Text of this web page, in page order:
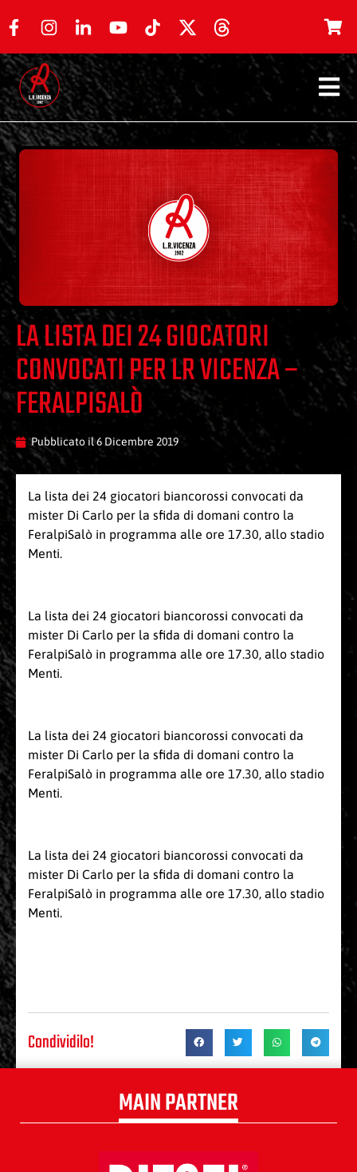
LA LISTA DEI 24 GIOCATORI
CONVOCATI PER LR VICENZA –
FERALPISALÒ
Pubblicato il6 Dicembre 2019
La lista dei 24 giocatori biancorossi convocati da
mister Di Carlo per la sfida di domani contro la
FeralpiSalò in programma alle ore 17.30, allo stadio
Menti.
La lista dei 24 giocatori biancorossi convocati da
mister Di Carlo per la sfida di domani contro la
FeralpiSalò in programma alle ore 17.30, allo stadio
Menti.
La lista dei 24 giocatori biancorossi convocati da
mister Di Carlo per la sfida di domani contro la
FeralpiSalò in programma alle ore 17.30, allo stadio
Menti.
La lista dei 24 giocatori biancorossi convocati da
mister Di Carlo per la sfida di domani contro la
FeralpiSalò in programma alle ore 17.30, allo stadio
Menti.
Condividilo!
MAIN PARTNER